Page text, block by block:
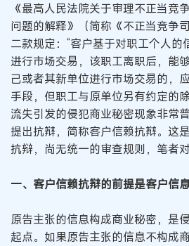
《最高人民法院关于审理不正当竞
问题的解释》（简称《不正当竞争
二款规定：“客户基于对职工个人
进行市场交易，该职工离职后，能
己或者其新单位进行市场交易的，
手段，但职工与原单位另有约定的
流失引发的侵犯商业秘密现象非常
提出抗辩，简称客户信赖抗辩。这
抗辩，尚无统一的审查规则，笔者
一、客户信赖抗辩的前提是客户信
原告主张的信息构成商业秘密，是
起点。如果原告主张的信息不构成